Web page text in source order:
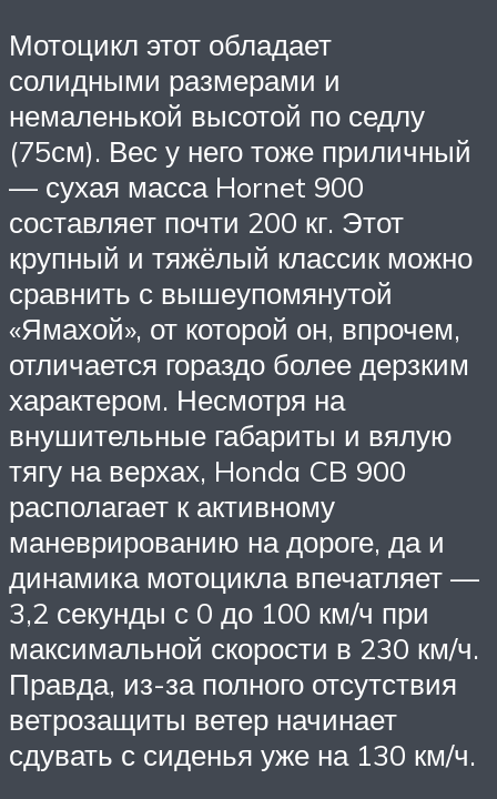
Мотоцикл этот обладает
солидными размерами и
немаленькой высотой по седлу
(75см). Вес у него тоже приличный
— сухая масса Hornet 900
составляет почти 200 кг. Этот
крупный и тяжёлый классик можно
сравнить с вышеупомянутой
«Ямахой», от которой он, впрочем,
отличается гораздо более дерзким
характером. Несмотря на
внушительные габариты и вялую
тягу на верхах, Honda CB 900
располагает к активному
маневрированию на дороге, да и
динамика мотоцикла впечатляет —
3,2 секунды с 0 до 100 км/ч при
максимальной скорости в 230 км/ч.
Правда, из-за полного отсутствия
ветрозащиты ветер начинает
сдувать с сиденья уже на 130 км/ч.